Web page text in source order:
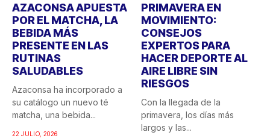
AZACONSA APUESTA
POR EL MATCHA, LA
BEBIDA MÁS
PRESENTE EN LAS
RUTINAS
SALUDABLES
Azaconsa ha incorporado a
su catálogo un nuevo té
matcha, una bebida...
22 JULIO, 2026
PRIMAVERA EN
MOVIMIENTO:
CONSEJOS
EXPERTOS PARA
HACER DEPORTE AL
AIRE LIBRE SIN
RIESGOS
Con la llegada de la
primavera, los días más
largos y las...